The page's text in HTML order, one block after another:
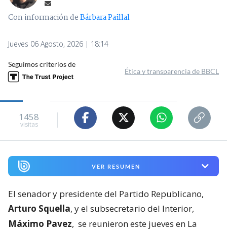
Con información deBárbara Paillal
Jueves 06 Agosto, 2026 | 18:14
Seguimos criterios de
Ética y transparencia de BBCL
1458
visitas
VER RESUMEN
El senador y presidente del Partido Republicano,
Arturo Squella, y el subsecretario del Interior,
Máximo Pavez, se reunieron este jueves en La